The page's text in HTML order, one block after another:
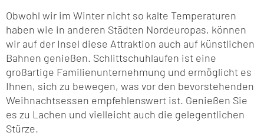
Obwohl wir im Winter nicht so kalte Temperaturen
haben wie in anderen Städten Nordeuropas, können
wir auf der Insel diese Attraktion auch auf künstlichen
Bahnen genießen. Schlittschuhlaufen ist eine
großartige Familienunternehmung und ermöglicht es
Ihnen, sich zu bewegen, was vor den bevorstehenden
Weihnachtsessen empfehlenswert ist. Genießen Sie
es zu Lachen und vielleicht auch die gelegentlichen
Stürze.